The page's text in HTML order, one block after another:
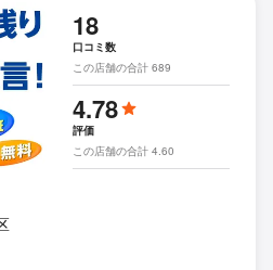
18
口コミ数
この店舗の合計 689
4.78
評価
この店舗の合計 4.60